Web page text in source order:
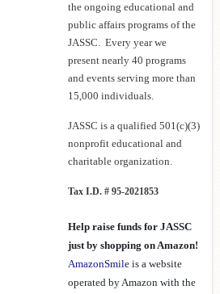
the ongoing educational and
public affairs programs of the
JASSC. Every year we
present nearly 40 programs
and events serving more than
15,000 individuals.
JASSC is a qualified 501(c)(3)
nonprofit educational and
charitable organization.
Tax I.D. # 95-2021853
Help raise funds for JASSC
just by shopping on Amazon!
AmazonSmile is a website
operated by Amazon with the